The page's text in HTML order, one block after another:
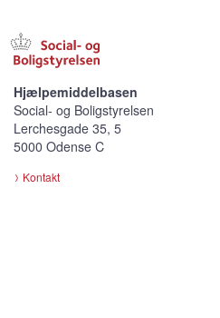
Hjælpemiddelbasen
Social- og Boligstyrelsen
Lerchesgade 35, 5
5000 Odense C
Kontakt